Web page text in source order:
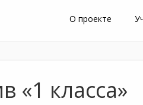
О проекте
«1 класса»